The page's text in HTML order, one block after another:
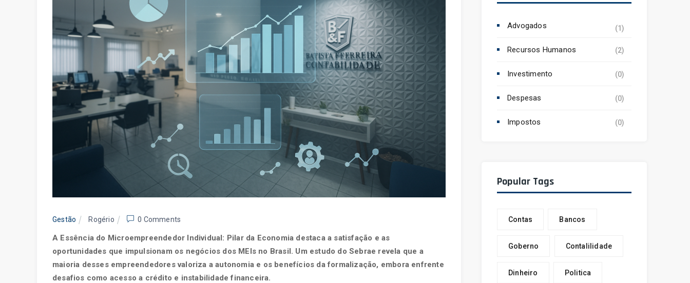
Gestão Rogério 0 Comments
A Essência do Microempreendedor Individual: Pilar da Economia destaca a satisfação e as
oportunidades que impulsionam os negócios dos MEIs no Brasil. Um estudo do Sebrae revela que a
maioria desses empreendedores valoriza a autonomia e os benefícios da formalização, embora enfrente
desafios como acesso a crédito e instabilidade financeira.
Advogados (1)
Recursos Humanos (2)
Investimento (0)
Despesas (0)
Impostos (0)
Popular Tags
Contas Bancos
Goberno Contalilidade
Dinheiro Politica